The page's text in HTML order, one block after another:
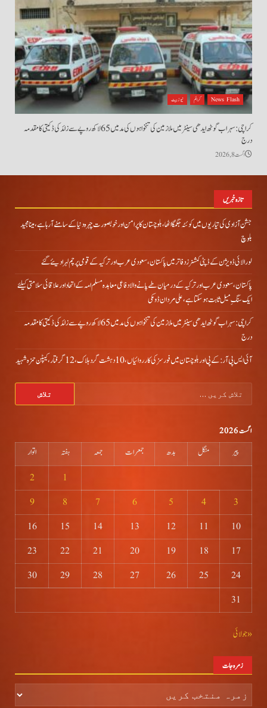
News Flash کرائم نیوز بیٹ
کراچی: سہراب گوٹھ ایدھی سینٹر میں ملازمین کی تنخواہوں کی مد میں 65 لاکھ روپے سے زائد کی ڈکیتی کا مقدمہ
درج
اگست 8, 2026
تازہ خبریں
جشن آزادی کی تیاریوں میں کوئٹہ جگمگا اٹھا، بلوچستان کا پرامن اور خوبصورت چہرہ دنیا کے سامنے آ رہا ہے، مینا مجید
بلوچ
لورالائی ڈویژن کے ڈپٹی کمشنرز دفاتر میں پاکستان، سعودی عرب اور ترکیہ کے قومی پرچم لہرا دیئے گئے
پاکستان، سعودی عرب اور ترکیہ کے درمیان طے پانے والا دفاعی معاہدہ مسلم امہ کے اتحاد اور علاقائی سلامتی کیلئے
ایک سنگِ میل ثابت ہو سکتا ہے، علی مردان ڈومکی
کراچی: سہراب گوٹھ ایدھی سینٹر میں ملازمین کی تنخواہوں کی مد میں 65 لاکھ روپے سے زائد کی ڈکیتی کا مقدمہ
درج
آئی ایس پی آر: کے پی اور بلوچستان میں فورسز کی کارروائیاں، 10 دہشت گرد ہلاک، 12 گرفتار، کیپٹن حمزہ شہید
کریں
اگست 2026
پیر منگل بدھ جمعرات جمعہ ہفتہ
اتوار
1
2
3
4
5
6
7
8
9
10
11
12
13
14
15
16
17
18
19
20
21
22
23
24
25
26
27
28
29
30
31
« جولائی
زمرہ جات
جات